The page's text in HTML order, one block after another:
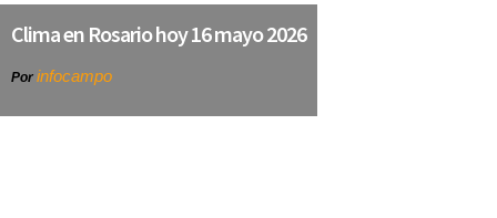
Clima en Rosario hoy 16 mayo 2026
Por infocampo